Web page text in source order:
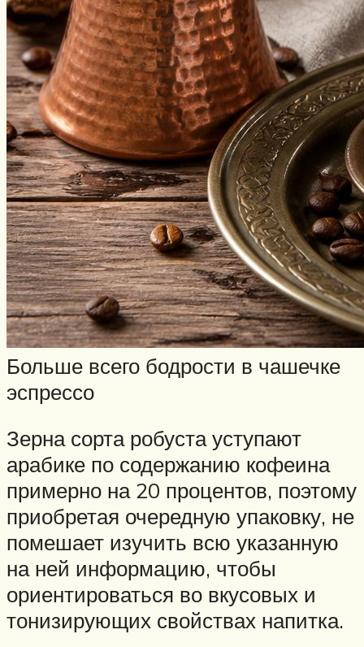
Больше всего бодрости в чашечке
эспрессо
Зерна сорта робуста уступают
арабике по содержанию кофеина
примерно на 20 процентов, поэтому
приобретая очередную упаковку, не
помешает изучить всю указанную
на ней информацию, чтобы
ориентироваться во вкусовых и
тонизирующих свойствах напитка.